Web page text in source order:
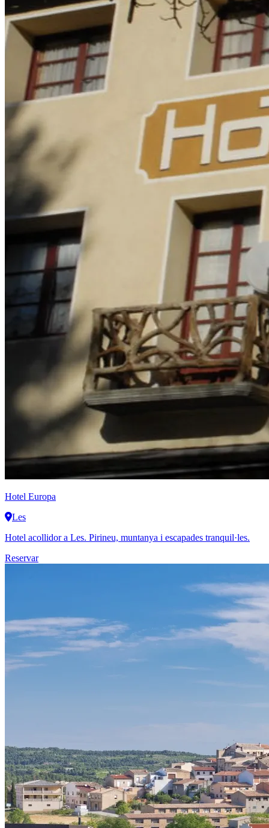
Hotel Europa
Les
Hotel acollidor a Les. Pirineu, muntanya i escapades tranquil·les.
Reservar